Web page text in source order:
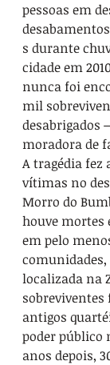
pessoas em
s durante
cidade em
nunca foi
mil
desabrigados
moradora de
A tragédia fez
vítimas no
Morro do
houve mortes
em pelo
localizada na
antigos
poder público
anos depois,